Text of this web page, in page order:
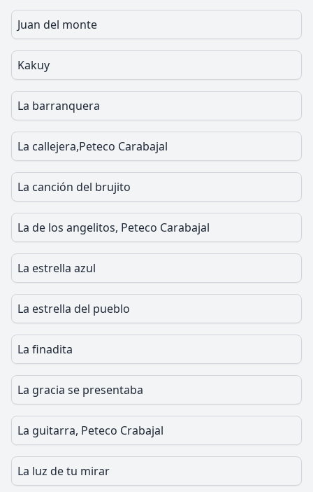
Juan del monte
Kakuy
La barranquera
La callejera,Peteco Carabajal
La canción del brujito
La de los angelitos, Peteco Carabajal
La estrella azul
La estrella del pueblo
La finadita
La gracia se presentaba
La guitarra, Peteco Crabajal
La luz de tu mirar